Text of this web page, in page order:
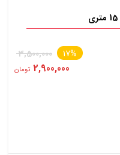
17%
3,500,000
2,900,000 تومان